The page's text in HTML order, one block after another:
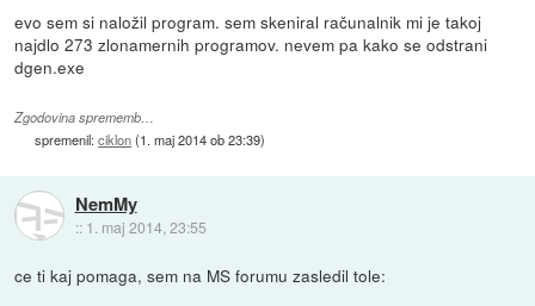
evo sem si naložil program. sem skeniral računalnik mi je takoj
najdlo 273 zlonamernih programov. nevem pa kako se odstrani
dgen.exe
Zgodovina sprememb…
spremenil:ciklon(1. maj 2014 ob 23:39)
NemMy
:: 1. maj 2014, 23:55
ce ti kaj pomaga, sem na MS forumu zasledil tole: